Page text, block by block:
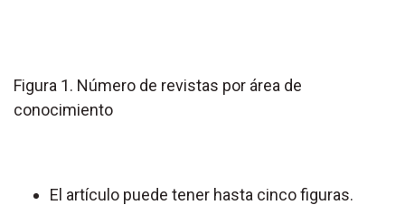
Figura 1. Número de revistas por área de
conocimiento
El artículo puede tener hasta cinco figuras.